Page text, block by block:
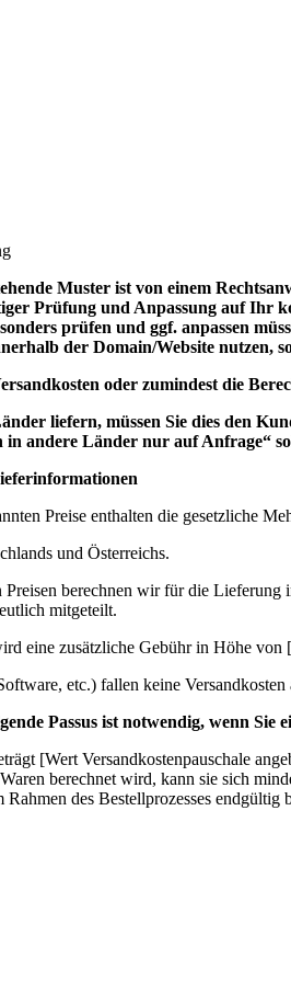
Muster ist von einem
Prüfung und Anpassung auf Ihr
prüfen und ggf. anpassen
der Domain/Website
oder zumindest die
liefern, müssen Sie dies den
in andere Länder nur auf Anfrage“
Preise enthalten die gesetzliche
und Österreichs.
Preisen berechnen wir für die
mitgeteilt.
eine zusätzliche Gebühr in Höhe
etc.) fallen keine Versandkosten
Passus ist notwendig, wenn Sie
[Wert Versandkostenpauschale
berechnet wird, kann sie sich
Rahmen des Bestellprozesses